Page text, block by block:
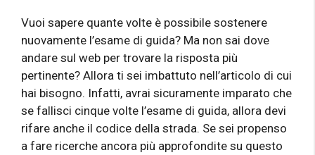
Vuoi sapere quante volte è possibile sostenere
nuovamente l’esame di guida? Ma non sai dove
andare sul web per trovare la risposta più
pertinente? Allora ti sei imbattuto nell’articolo di cui
hai bisogno. Infatti, avrai sicuramente imparato che
se fallisci cinque volte l’esame di guida, allora devi
rifare anche il codice della strada. Se sei propenso
a fare ricerche ancora più approfondite su questo